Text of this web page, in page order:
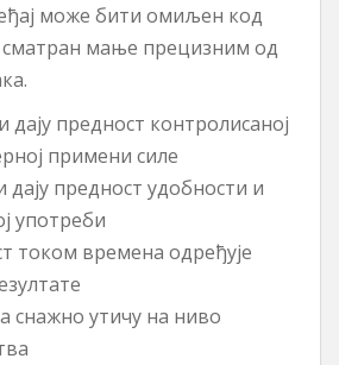
може бити омиљен код
сматран мање прецизним од
предност контролисаној
примени силе
дају предност удобности и
употреби
током времена одређује
снажно утичу на ниво